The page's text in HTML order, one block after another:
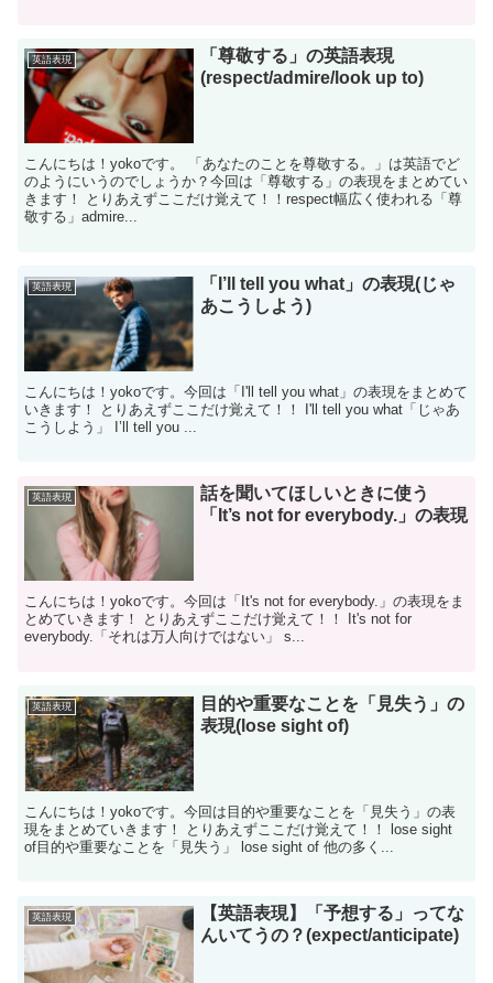
英語表現
「尊敬する」の英語表現
(respect/admire/look up to)
こんにちは！yokoです。 「あなたのことを尊敬する。」は英語でど
のようにいうのでしょうか？今回は「尊敬する」の表現をまとめてい
きます！ とりあえずここだけ覚えて！！respect幅広く使われる「尊
敬する」admire...
英語表現
「I’ll tell you what」の表現(じゃ
あこうしよう)
こんにちは！yokoです。今回は「I'll tell you what」の表現をまとめて
いきます！ とりあえずここだけ覚えて！！ I'll tell you what「じゃあ
こうしよう」 I’ll tell you ...
英語表現
話を聞いてほしいときに使う
「It’s not for everybody.」の表現
こんにちは！yokoです。今回は「It's not for everybody.」の表現をま
とめていきます！ とりあえずここだけ覚えて！！ It's not for
everybody.「それは万人向けではない」 s...
英語表現
目的や重要なことを「見失う」の
表現(lose sight of)
こんにちは！yokoです。今回は目的や重要なことを「見失う」の表
現をまとめていきます！ とりあえずここだけ覚えて！！ lose sight
of目的や重要なことを「見失う」 lose sight of 他の多く...
英語表現
【英語表現】「予想する」ってな
んいてうの？(expect/anticipate)